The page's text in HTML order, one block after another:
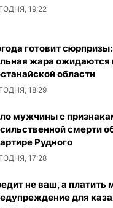
19:22
готовит
жара ожидаются
области
18:29
мужчины с
смерти
Рудного
17:28
не ваш, а платить
для